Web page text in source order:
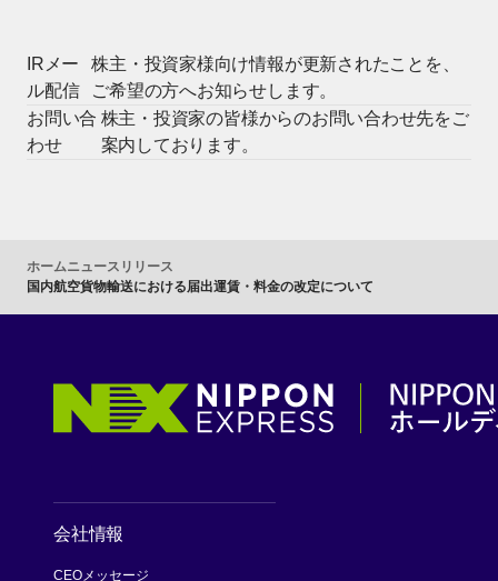
IRメー
ル配信
株主・投資家様向け情報が更新されたことを、
ご希望の方へお知らせします。
お問い合
わせ
株主・投資家の皆様からのお問い合わせ先をご
案内しております。
ホームニュースリリース
国内航空貨物輸送における届出運賃・料金の改定について
会社情報
CEOメッセージ